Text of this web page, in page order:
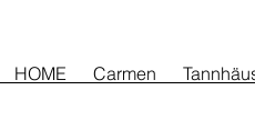
HOME Carmen